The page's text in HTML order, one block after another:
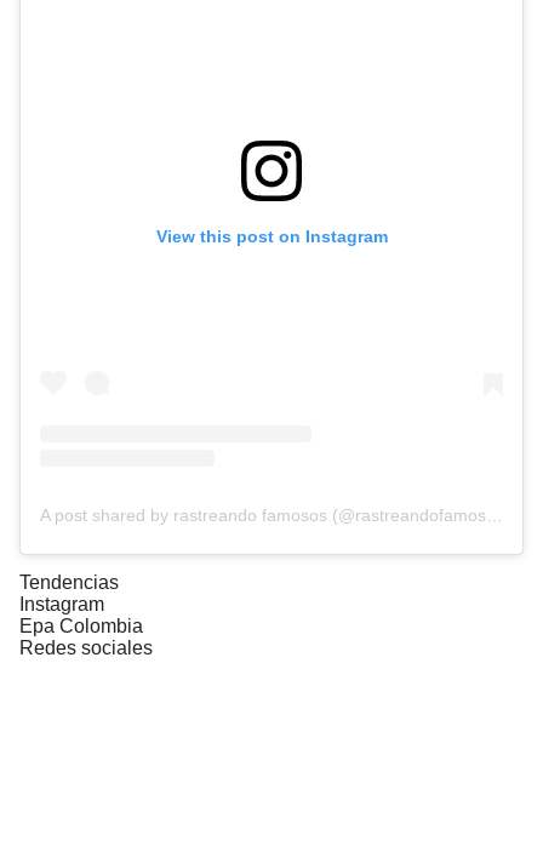
View this post on Instagram
Tendencias
Instagram
Epa Colombia
Redes sociales